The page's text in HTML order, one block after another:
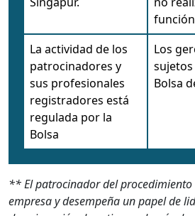
La actividad de los
patrocinadores y
sus profesionales
registradores está
regulada por la
Bolsa
Los
sujetos
Bolsa
** El patrocinador del procedimiento
empresa y desempeña un papel de